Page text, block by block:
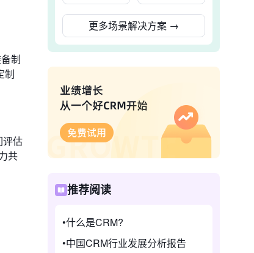
制
制
评估
共
更多场景解决方案 →
推荐阅读
什么是CRM?
中国CRM行业发展分析报告